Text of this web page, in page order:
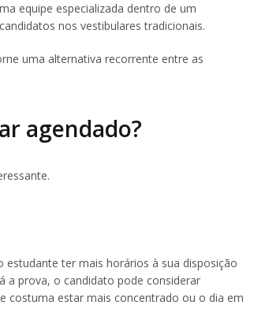
equipe especializada dentro de um
nos vestibulares tradicionais.
uma alternativa recorrente entre as
agendado?
ter mais horários à sua disposição
a prova, o candidato pode considerar
costuma estar mais concentrado ou o dia em